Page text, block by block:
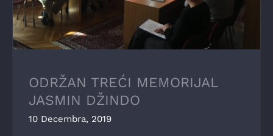
ODRŽAN TREĆI MEMORIJAL
JASMIN DŽINDO
10 Decembra, 2019